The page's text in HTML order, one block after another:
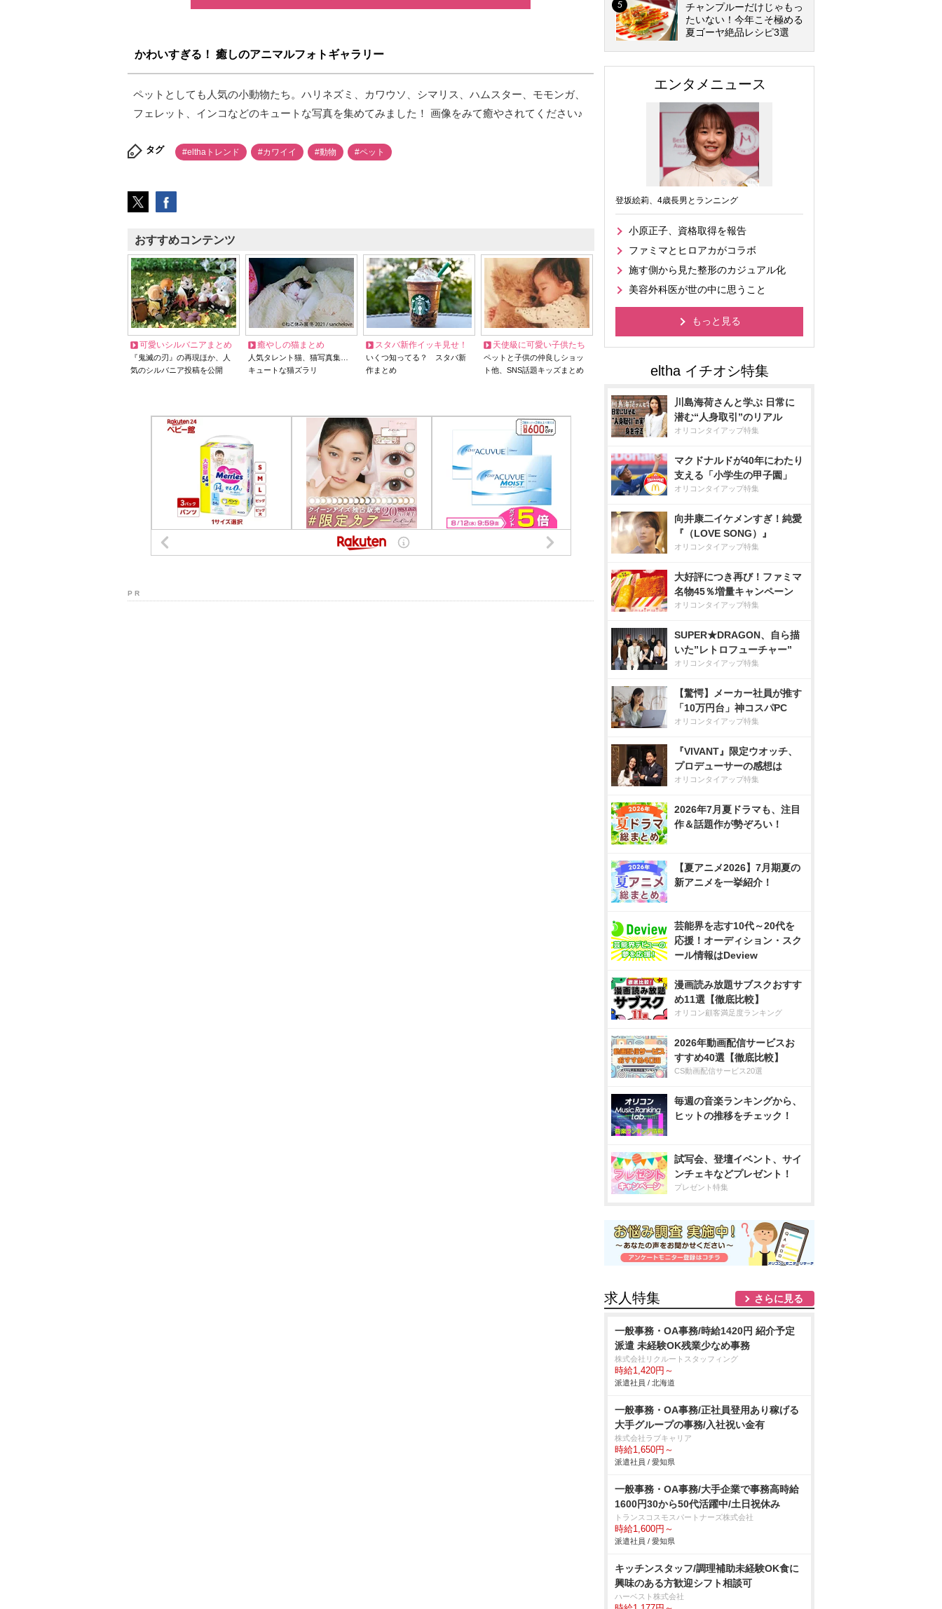
かわいすぎる！ 癒しのアニマルフォトギャラリー
ペットとしても人気の小動物たち。ハリネズミ、カワウソ、シマリス、ハムスター、モモンガ、
フェレット、インコなどのキュートな写真を集めてみました！ 画像をみて癒やされてください♪
タグ #elthaトレンド #カワイイ #動物 #ペット
おすすめコンテンツ
可愛いシルバニアまとめ
『鬼滅の刃』の再現ほか、人
気のシルバニア投稿を公開
癒やしの猫まとめ
人気タレント猫、猫写真集…
キュートな猫ズラリ
スタバ新作イッキ見せ！
いくつ知ってる？ スタバ新
作まとめ
天使級に可愛い子供たち
ペットと子供の仲良しショッ
ト他、SNS話題キッズまとめ
P R
チャンプルーだけじゃもっ
たいない！今年こそ極める
夏ゴーヤ絶品レシピ3選
エンタメニュース
登坂絵莉、4歳長男とランニング
小原正子、資格取得を報告
ファミマとヒロアカがコラボ
施す側から見た整形のカジュアル化
美容外科医が世の中に思うこと
もっと見る
川島海荷さんと学ぶ 日常に
潜む“人身取引”のリアル
オリコンタイアップ特集
マクドナルドが40年にわたり
支える「小学生の甲子園」
オリコンタイアップ特集
向井康二イケメンすぎ！純愛
『（LOVE SONG）』
オリコンタイアップ特集
大好評につき再び！ファミマ
名物45％増量キャンペーン
オリコンタイアップ特集
SUPER★DRAGON、自ら描
いた”レトロフューチャー”
オリコンタイアップ特集
【驚愕】メーカー社員が推す
「10万円台」神コスパPC
オリコンタイアップ特集
『VIVANT』限定ウオッチ、
プロデューサーの感想は
オリコンタイアップ特集
2026年7月夏ドラマも、注目
作＆話題作が勢ぞろい！
【夏アニメ2026】7月期夏の
新アニメを一挙紹介！
芸能界を志す10代～20代を
応援！オーディション・スク
ール情報はDeview
漫画読み放題サブスクおすす
め11選【徹底比較】
オリコン顧客満足度ランキング
2026年動画配信サービスお
すすめ40選【徹底比較】
CS動画配信サービス20選
毎週の音楽ランキングから、
ヒットの推移をチェック！
試写会、登壇イベント、サイ
ンチェキなどプレゼント！
プレゼント特集
求人特集 さらに見る
一般事務・OA事務/時給1420円 紹介予定
派遣 未経験OK残業少なめ事務
株式会社リクルートスタッフィング
時給1,420円～
派遣社員 / 北海道
一般事務・OA事務/正社員登用あり稼げる
大手グループの事務/入社祝い金有
株式会社ラブキャリア
時給1,650円～
派遣社員 / 愛知県
一般事務・OA事務/大手企業で事務高時給
1600円30から50代活躍中/土日祝休み
トランスコスモスパートナーズ株式会社
時給1,600円～
派遣社員 / 愛知県
キッチンスタッフ/調理補助未経験OK食に
興味のある方歓迎シフト相談可
ハーベスト株式会社